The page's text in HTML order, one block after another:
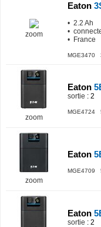
zoom
Eaton
• 2.2 Ah
•
• France
MGE3470
zoom
Eaton
sortie : 2
MGE4724
zoom
Eaton
MGE4709
Eaton
sortie : 2